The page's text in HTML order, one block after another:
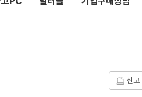
견적 다시 문의 (현금) 신고